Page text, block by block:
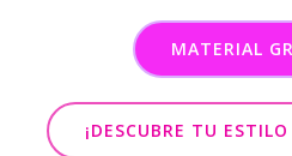
MATERIAL
¡DESCUBRE TU